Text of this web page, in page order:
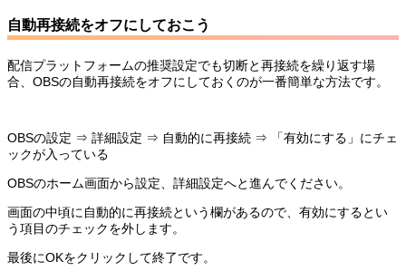
自動再接続をオフにしておこう
配信プラットフォームの推奨設定でも切断と再接続を繰り返す場
合、OBSの自動再接続をオフにしておくのが一番簡単な方法です。
OBSの設定 ⇒ 詳細設定 ⇒ 自動的に再接続 ⇒ 「有効にする」にチェ
ックが入っている
OBSのホーム画面から設定、詳細設定へと進んでください。
画面の中頃に自動的に再接続という欄があるので、有効にするとい
う項目のチェックを外します。
最後にOKをクリックして終了です。